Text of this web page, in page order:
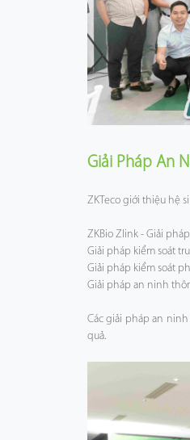
Giải Pháp An
ZKTeco giới thiệu hệ
ZKBio Zlink - Giải
Giải pháp kiểm soát
Giải pháp kiểm soát
Giải pháp an ninh
Các giải pháp an
quả.